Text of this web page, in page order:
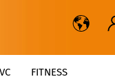
FITNESS